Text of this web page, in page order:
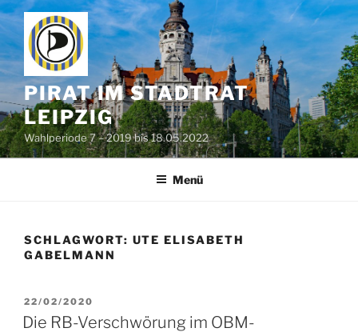
Zum
Inhalt
springen
PIRAT IM STADTRAT
LEIPZIG
Wahlperiode 7 – 2019 bis 18.05.2022
Menü
SCHLAGWORT: UTE ELISABETH
GABELMANN
VERÖFFENTLICHT
AM
22/02/2020
Die RB-Verschwörung im OBM-